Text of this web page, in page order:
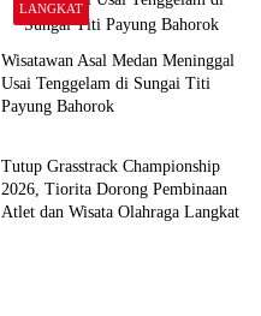
LANGKAT
Wisatawan Asal Medan Meninggal
Usai Tenggelam di Sungai Titi
Payung Bahorok
LANGKAT
Tutup Grasstrack Championship
2026, Tiorita Dorong Pembinaan
Atlet dan Wisata Olahraga Langkat